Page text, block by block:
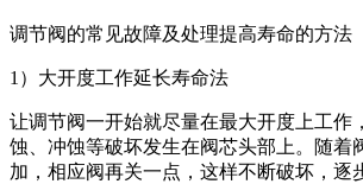
调节阀的常见故障及处理提高寿命的方法
1）大开度工作延长寿命法
让调节阀一开始就尽量在最大开度上工作
蚀、冲蚀等破坏发生在阀芯头部上。随着
加，相应阀再关一点，这样不断破坏，逐